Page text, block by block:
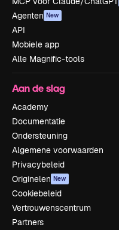
Agenten New
API
Mobiele app
Alle Magnific-tools
Aan de slag
Academy
Documentatie
Ondersteuning
Algemene voorwaarden
Privacybeleid
Originelen New
Cookiebeleid
Vertrouwenscentrum
Partners